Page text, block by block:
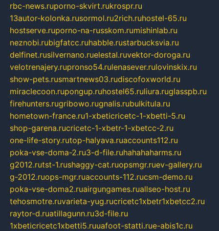
rbc-news.ruporno-skvirt.rukrospr.ru
13autor-kolonka.rusormol.ru2rich.ruhostel-65.ru
hostserve.ruporno-na-russkom.rumishinlab.ru
neznobi.rubigfatcc.ruhabble.rustarbucksvia.ru
delfinet.rusilvernano.ruelestal.ruvektor-doroga.ru
velotrenajery.rupronso54.rulenasever.rulovinskix.ru
show-pets.rusmartnews03.rudiscofoxworld.ru
miraclecoon.rupongup.ruhostel65.ruliura.ruglasspb.ru
firehunters.rugribowo.rugnalis.rubulkitula.ru
hometown-france.ru1-xbeticricetc-1-xbetti-5.ru
shop-garena.rucricetc-1-xbetr-1-xbetcc-2.ru
one-life-story.rutop-halyava.ruaccounts112.ru
poka-vse-doma-2.ru3-d-file.ruhahahaharms.ru
g2012.rutst-1.rushaggy-cat.ruopsmgr.ruev-gallery.ru
g-2012.ruops-mgr.ruaccounts-112.rucsm-demo.ru
poka-vse-doma2.ruairgungames.ruallseo-host.ru
tehosmotre.ruvarieta-yug.rucricetc1xbetr1xbetcc2.ru
raytor-d.ruatillagunn.ru3d-file.ru
1xbeticricetc1xbetti5.ruuafoot-statti.rue-abis1c.ru